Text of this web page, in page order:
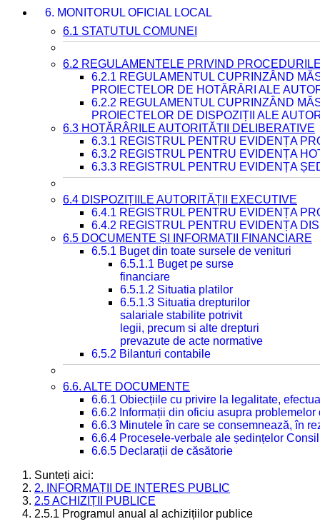
6. MONITORUL OFICIAL LOCAL
6.1 STATUTUL COMUNEI
6.2 REGULAMENTELE PRIVIND
6.2.1 REGULAMENTUL CUPRINZÂND
PROIECTELOR DE HOTĂRÂRI ALE
6.2.2 REGULAMENTUL CUPRINZÂND
PROIECTELOR DE DISPOZIȚII ALE
6.3 HOTĂRÂRILE AUTORITĂȚII DELIBERATIVE
6.3.1 REGISTRUL PENTRU EVIDENȚA
6.3.2 REGISTRUL PENTRU EVIDENȚA
6.3.3 REGISTRUL PENTRU EVIDENȚA
6.4 DISPOZIȚIILE AUTORITĂȚII EXECUTIVE
6.4.1 REGISTRUL PENTRU EVIDENȚA
6.4.2 REGISTRUL PENTRU EVIDENȚA
6.5 DOCUMENTE ȘI INFORMAȚII FINANCIARE
6.5.1 Buget din toate sursele de venituri
6.5.1.1 Buget pe surse
financiare
6.5.1.2 Situatia platilor
6.5.1.3 Situatia drepturilor
salariale stabilite potrivit
legii, precum si alte drepturi
prevazute de acte normative
6.5.2 Bilanturi contabile
6.6. ALTE DOCUMENTE
6.6.1 Obiecțiile cu privire la legalitate,
6.6.2 Informații din oficiu asupra
6.6.3 Minutele în care se consemnează, în
6.6.4 Procesele-verbale ale ședințelor
6.6.5 Declarații de căsătorie
Sunteți aici:
2. INFORMAȚII DE INTERES PUBLIC
2.5 ACHIZIȚII PUBLICE
2.5.1 Programul anual al achizițiilor publice